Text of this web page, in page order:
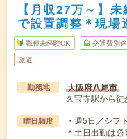
【月収27万～】
で設置調整＊現場
職種未経験OK 交通費別
派遣
勤務地 大阪府八尾市
久宝寺駅から徒
曜日頻度
・週5日／シフ
＊土日出勤は必